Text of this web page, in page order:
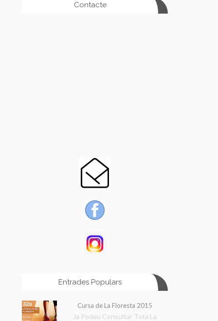
Contacte
Entrades Populars
Cursa de La Floresta 2015
Ja Podeu Consultar Tota La